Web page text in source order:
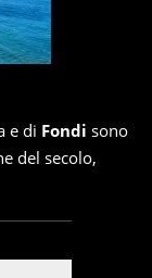
e di Fondi sono
del secolo,